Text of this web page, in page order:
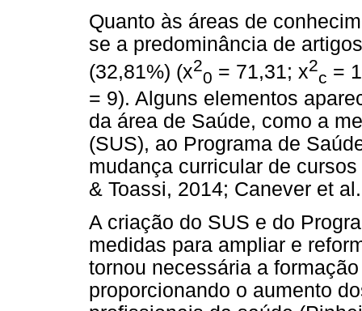
Quanto às áreas de
se a predominância de
(32,81%) (x2
0 = 71,31; x2
c =
= 9). Alguns elementos
da área de Saúde, como a
(SUS), ao Programa de
mudança curricular de
& Toassi, 2014; Canever et
A criação do SUS e do
medidas para ampliar e
tornou necessária a
proporcionando o aumento